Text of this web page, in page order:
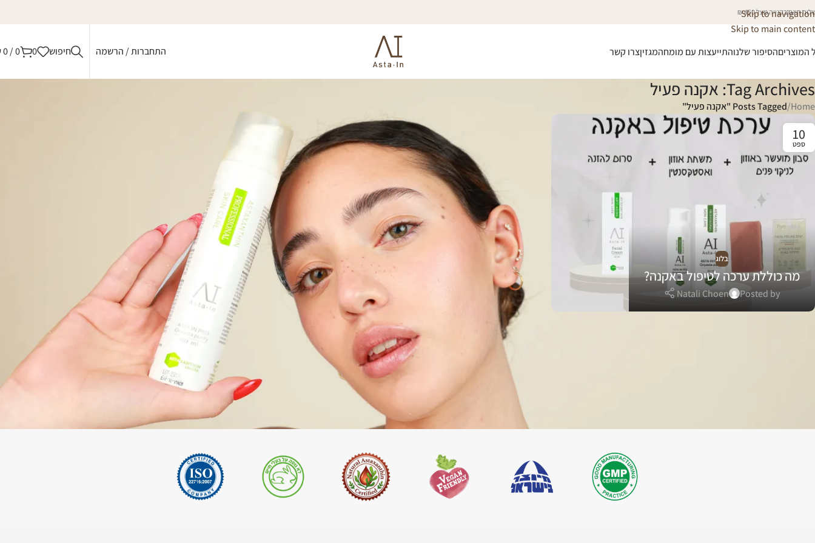
Skip to navigation
Skip to main content
חינם בקנייה מעל 450 ₪
המוצריםהסיפור שלנוהתייעצות עם מומחהמגזיןצרו קשר התחברות / הרשמה חיפוש 0
0
/
0
Tag Archives: אקנה פעיל
Home
/Posts Tagged "אקנה פעיל"
10
ספט
בלוג
מה כוללת ערכה לטיפול באקנה?
Posted by
Natali Choen